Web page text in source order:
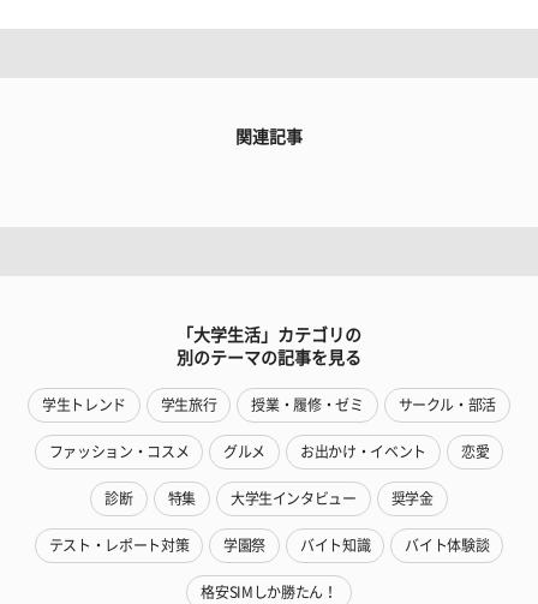
関連記事
「大学生活」カテゴリの
別のテーマの記事を見る
学生トレンド 学生旅行 授業・履修・ゼミ サークル・部活
ファッション・コスメ グルメ お出かけ・イベント 恋愛
診断 特集 大学生インタビュー 奨学金
テスト・レポート対策 学園祭 バイト知識 バイト体験談
格安SIMしか勝たん！